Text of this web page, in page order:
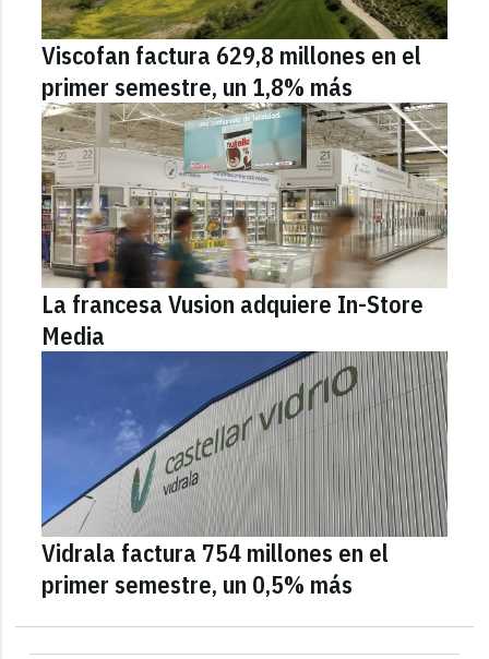
Viscofan factura 629,8 millones en el
primer semestre, un 1,8% más
La francesa Vusion adquiere In-Store
Media
Vidrala factura 754 millones en el
primer semestre, un 0,5% más